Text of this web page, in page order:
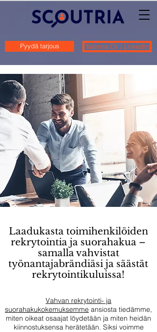
Tallenna CV / LinkedIn
Pyydä tarjous
Laadukasta toimihenkilöiden
rekrytointia ja suorahakua –
samalla vahvistat
työnantajabrändiäsi ja säästät
rekrytointikuluissa!
Vahvan rekrytointi- ja
suorahakukokemuksemme ansiosta tiedämme,
miten oikeat osaajat löydetään ja miten heidän
kiinnostuksensa herätetään. Siksi voimme